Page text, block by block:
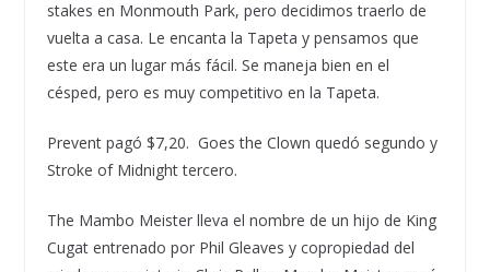
stakes en Monmouth Park, pero decidimos traerlo de
vuelta a casa. Le encanta la Tapeta y pensamos que
este era un lugar más fácil. Se maneja bien en el
césped, pero es muy competitivo en la Tapeta.
Prevent pagó $7,20. Goes the Clown quedó segundo y
Stroke of Midnight tercero.
The Mambo Meister lleva el nombre de un hijo de King
Cugat entrenado por Phil Gleaves y copropiedad del